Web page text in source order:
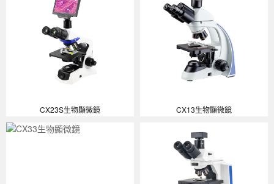
CX23S生物顯微鏡 CX13生物顯微鏡